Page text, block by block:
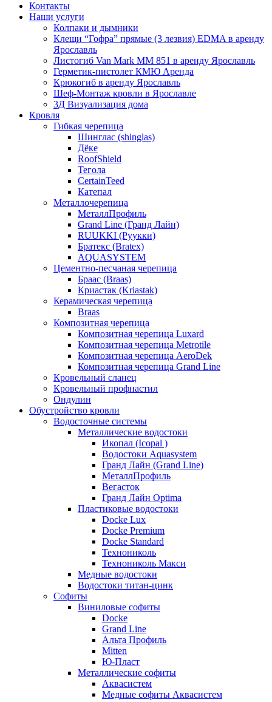
Контакты
Наши услуги
Колпаки и дымники
Клещи “Гофра” прямые (3 лезвия) EDMA в аренду
Ярославль
Листогиб Van Mark MM 851 в аренду Ярославль
Герметик-пистолет КМЮ Аренда
Крюкогиб в аренду Ярославль
Шеф-Монтаж кровли в Ярославле
3Д Визуализация дома
Кровля
Гибкая черепица
Шинглас (shinglas)
Дёке
RoofShield
Тегола
CertainTeed
Катепал
Металлочерепица
МеталлПрофиль
Grand Line (Гранд Лайн)
RUUKKI (Руукки)
Братекс (Bratex)
AQUASYSTEM
Цементно-песчаная черепица
Браас (Braas)
Криастак (Kriastak)
Керамическая черепица
Braas
Композитная черепица
Композитная черепица Luxard
Композитная черепица Metrotile
Композитная черепица AeroDek
Композитная черепица Grand Line
Кровельный сланец
Кровельный профнастил
Ондулин
Обустройство кровли
Водосточные системы
Металлические водостоки
Икопал (Icopal )
Водостоки Aquasystem
Гранд Лайн (Grand Line)
МеталлПрофиль
Вегасток
Гранд Лайн Optima
Пластиковые водостоки
Docke Lux
Docke Premium
Docke Standard
Технониколь
Технониколь Макси
Медные водостоки
Водостоки титан-цинк
Софиты
Виниловые софиты
Docke
Grand Line
Альта Профиль
Mitten
Ю-Пласт
Металлические софиты
Аквасистем
Медные софиты Аквасистем